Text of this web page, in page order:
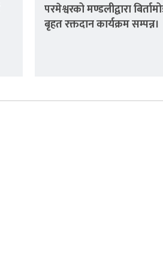
परमेश्वरको मण्डलीद्वारा
बृहत रक्तदान कार्यक्रम सम्पन्न।